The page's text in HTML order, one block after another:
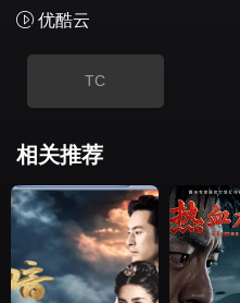
优酷云
TC
相关推荐